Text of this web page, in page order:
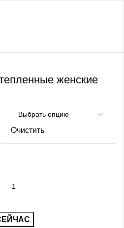
женские
Очистить